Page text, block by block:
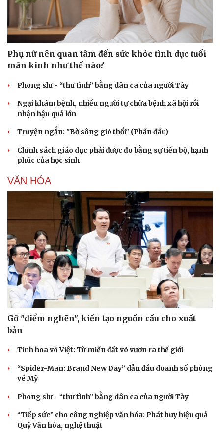
Sân khấu - Điện ảnh
Văn học
Nghệ sĩ
Phụ nữ nên quan tâm đến sức khỏe tình dục tuổi
mãn kinh như thế nào?
Phong slư - “thư tình” bằng dân ca của người Tày
Ngại khám bệnh, nhiều người tự chữa bệnh xã hội rồi
nhận hậu quả lớn
Truyện ngắn: "Bờ sông gió thổi" (Phần đầu)
Chính sách giáo dục phải được đo bằng sự tiến bộ, hạnh
phúc của học sinh
VĂN HÓA
Gỡ "điểm nghẽn", kiến tạo nguồn cầu cho xuất
bản
Tinh hoa võ Việt: Từ miền đất võ vươn ra thế giới
“Spider-Man: Brand New Day” dẫn đầu doanh số phòng
vé Mỹ
Phong slư - “thư tình” bằng dân ca của người Tày
“Tiếp sức” cho công nghiệp văn hóa: Phát huy hiệu quả
Quỹ Văn hóa, nghệ thuật